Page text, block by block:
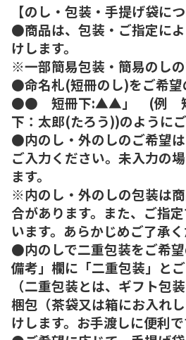
【のし・包装・手提げ袋につ
●商品は、包装・ご指定に
けします。
※一部簡易包装・簡易のしの
●命名札(短冊のし)をご希望
●● 短冊下:▲▲」 (例 短
下：太郎(たろう))のように
●内のし・外のしのご希望
ご入力ください。未入力の
ます。
※内のし・外のしの包装は
合があります。また、ご指
います。あらかじめご了承く
●内のしで二重包装をご希
備考」欄に「二重包装」とご
（二重包装とは、ギフト包
梱包（茶袋又は箱にお入れ
けします。お手渡しに便利で